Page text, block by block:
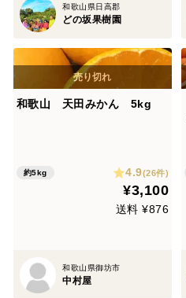
和歌山県日高郡
どの坂果樹園
和歌山 天田みかん 5kg
約5kg 4.9(26件)
¥3,100
送料 ¥876
和歌山県御坊市
中村屋